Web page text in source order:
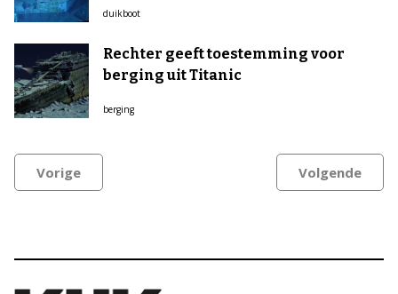
duikboot
Rechter geeft toestemming voor
berging uit Titanic
berging
Vorige Volgende